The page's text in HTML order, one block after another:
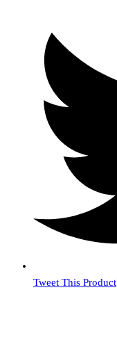
Tweet This Product